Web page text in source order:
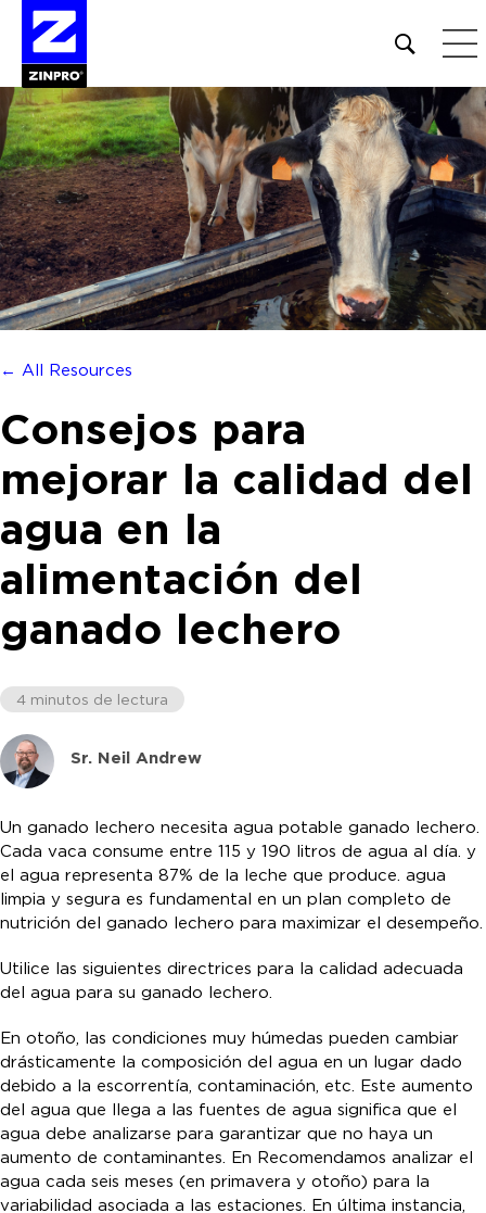
Open
site
search
form
Buscar:
← All Resources
Consejos para
mejorar la calidad del
agua en la
alimentación del
ganado lechero
4 minutos de lectura
Sr. Neil Andrew
Un ganado lechero necesita agua potable ganado lechero.
Cada vaca consume entre 115 y 190 litros de agua al día. y
el agua representa 87% de la leche que produce. agua
limpia y segura es fundamental en un plan completo de
nutrición del ganado lechero para maximizar el desempeño.
Utilice las siguientes directrices para la calidad adecuada
del agua para su ganado lechero.
En otoño, las condiciones muy húmedas pueden cambiar
drásticamente la composición del agua en un lugar dado
debido a la escorrentía, contaminación, etc. Este aumento
del agua que llega a las fuentes de agua significa que el
agua debe analizarse para garantizar que no haya un
aumento de contaminantes. En Recomendamos analizar el
agua cada seis meses (en primavera y otoño) para la
variabilidad asociada a las estaciones. En última instancia,